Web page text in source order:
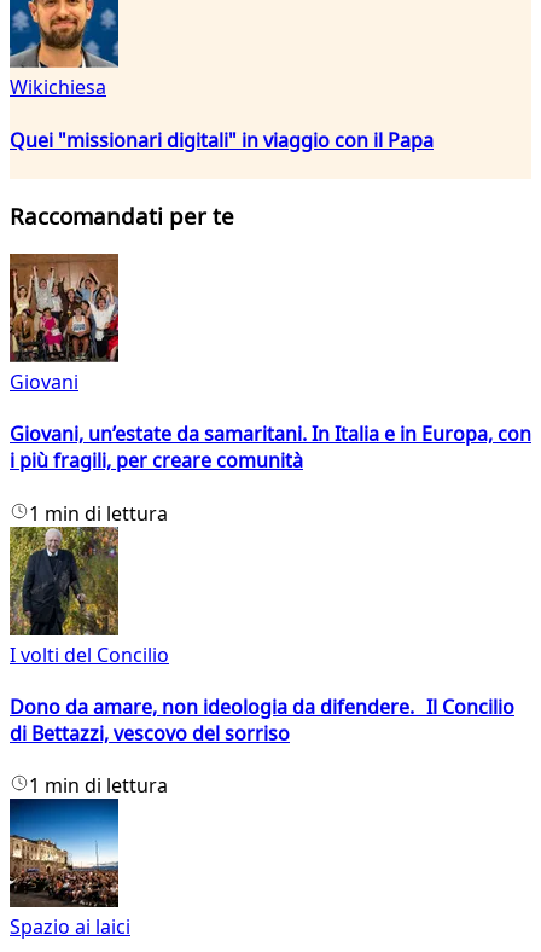
Wikichiesa
Quei "missionari digitali" in viaggio con il Papa
Raccomandati per te
Giovani
Giovani, un’estate da samaritani. In Italia e in Europa, con
i più fragili, per creare comunità
1 min di lettura
I volti del Concilio
Dono da amare, non ideologia da difendere. Il Concilio
di Bettazzi, vescovo del sorriso
1 min di lettura
Spazio ai laici